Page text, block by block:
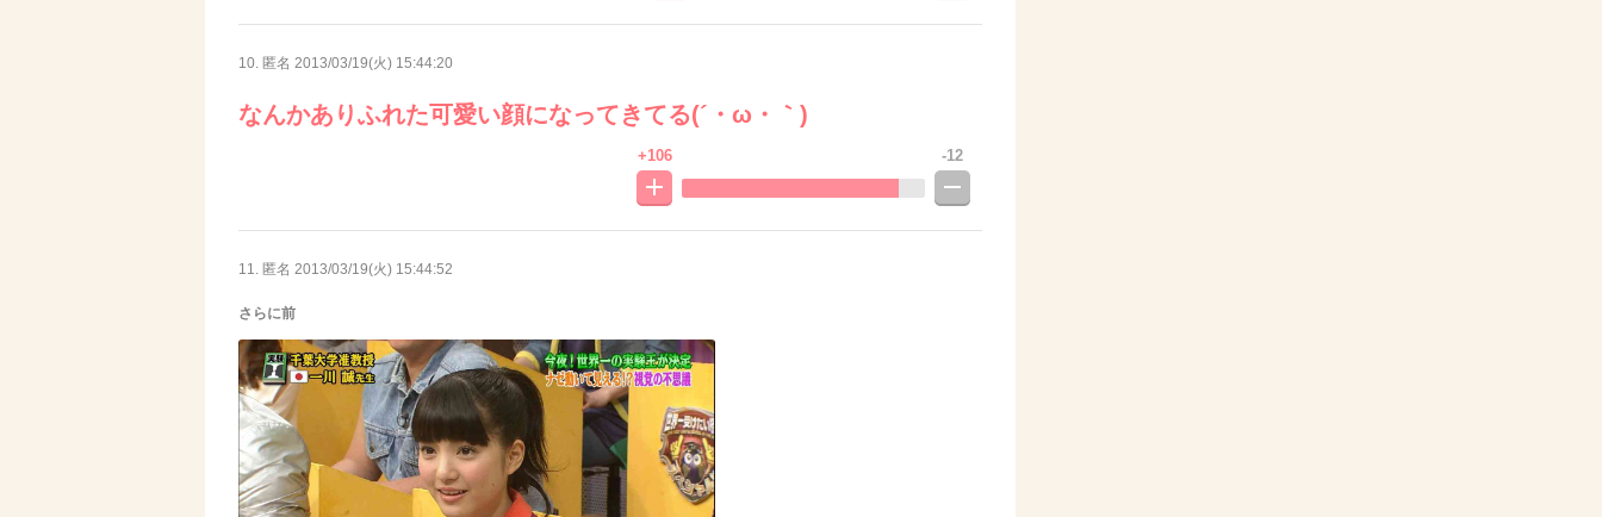
10. 匿名 2013/03/19(火) 15:44:20
なんかありふれた可愛い顔になってきてる(´・ω・｀)
+106 -12
11. 匿名 2013/03/19(火) 15:44:52
さらに前